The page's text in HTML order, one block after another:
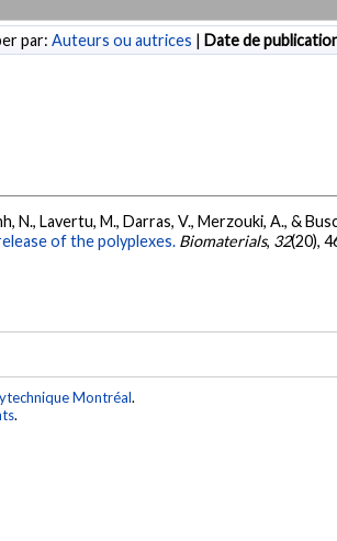
par: Auteurs ou autrices | Date de
N., Lavertu, M., Darras, V., Merzouki, A., &
of the polyplexes. Biomaterials, 32(20),
Montréal.
.